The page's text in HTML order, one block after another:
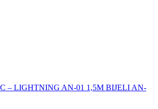
– LIGHTNING AN-01 1,5M BIJELI AN-